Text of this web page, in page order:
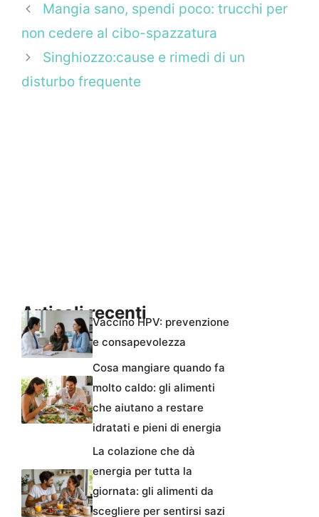
Mangia sano, spendi poco: trucchi per
non cedere al cibo-spazzatura
Singhiozzo:cause e rimedi di un
disturbo frequente
Articoli recentiVaccino HPV: prevenzione
e consapevolezza
Cosa mangiare quando fa
molto caldo: gli alimenti
che aiutano a restare
idratati e pieni di energia
La colazione che dà
energia per tutta la
giornata: gli alimenti da
scegliere per sentirsi sazi